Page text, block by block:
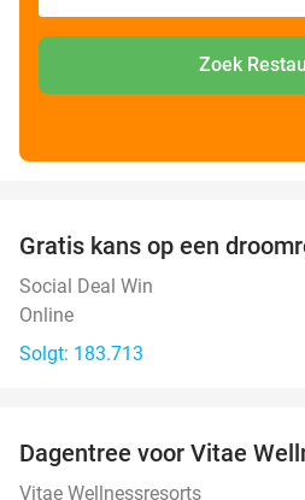
Zoek
Gratis kans op een
Social Deal Win
Online
Solgt: 183.713
Dagentree voor Vitae
Vitae Wellnessresorts